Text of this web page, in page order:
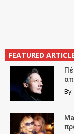
FEATURED
By: